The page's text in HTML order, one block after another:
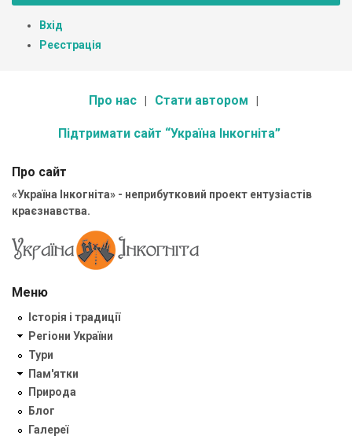
Вхід
Реєстрація
Про нас Стати автором
Підтримати сайт “Україна Інкогніта”
Про сайт
«Україна Інкогніта» - неприбутковий проект ентузіастів
краєзнавства.
Меню
Історія і традиції
Регіони України
Тури
Пам'ятки
Природа
Блог
Галереї